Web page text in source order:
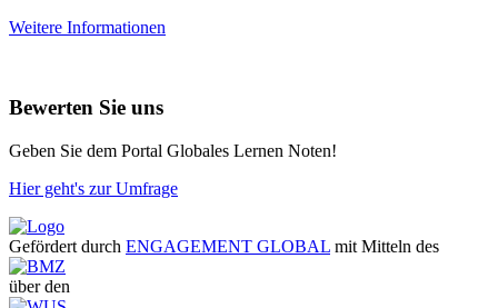
Weitere Informationen
Bewerten Sie uns
Geben Sie dem Portal Globales Lernen Noten!
Hier geht's zur Umfrage
Gefördert durch ENGAGEMENT GLOBAL mit Mitteln des
über den